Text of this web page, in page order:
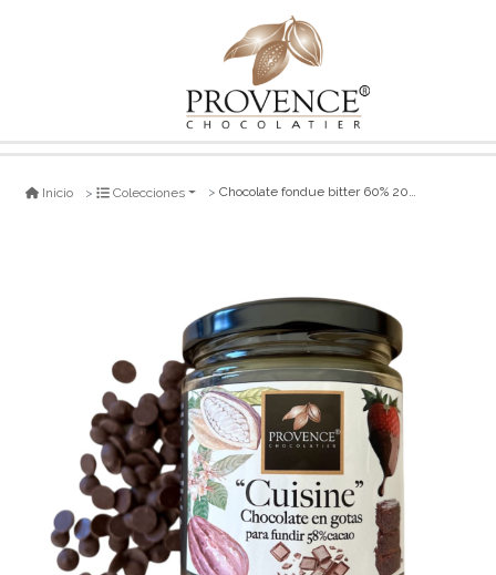
Inicio Colecciones Chocolate fondue bitter 60% 200 gr